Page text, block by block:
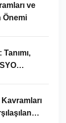
ve
Önemi
Kavramları